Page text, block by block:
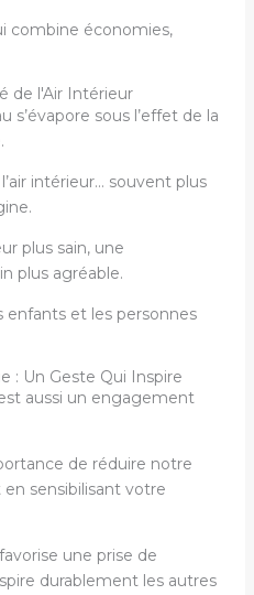
combine économies,
de l'Air Intérieur
s’évapore sous l’effet de la
intérieur… souvent plus
plus sain, une
plus agréable.
enfants et les personnes
: Un Geste Qui Inspire
aussi un engagement
de réduire notre
sensibilisant votre
une prise de
durablement les autres